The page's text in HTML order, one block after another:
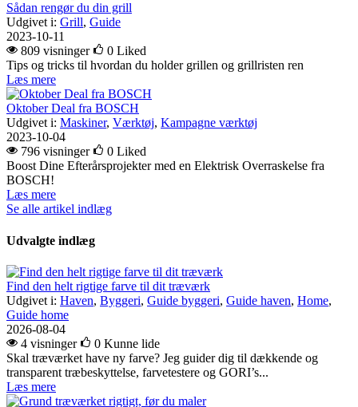
Sådan rengør du din grill
Udgivet i: Grill, Guide
2023-10-11
809 visninger
0 Liked
Tips og tricks til hvordan du holder grillen og grillristen ren
Læs mere
Oktober Deal fra BOSCH
Udgivet i: Maskiner, Værktøj, Kampagne værktøj
2023-10-04
796 visninger
0 Liked
Boost Dine Efterårsprojekter med en Elektrisk Overraskelse fra
BOSCH!
Læs mere
Se alle artikel indlæg
Udvalgte indlæg
Find den helt rigtige farve til dit træværk
Udgivet i: Haven, Byggeri, Guide byggeri, Guide haven, Home,
Guide home
2026-08-04
4 visninger
0 Kunne lide
Skal træværket have ny farve? Jeg guider dig til dækkende og
transparent træbeskyttelse, farvetestere og GORI’s...
Læs mere